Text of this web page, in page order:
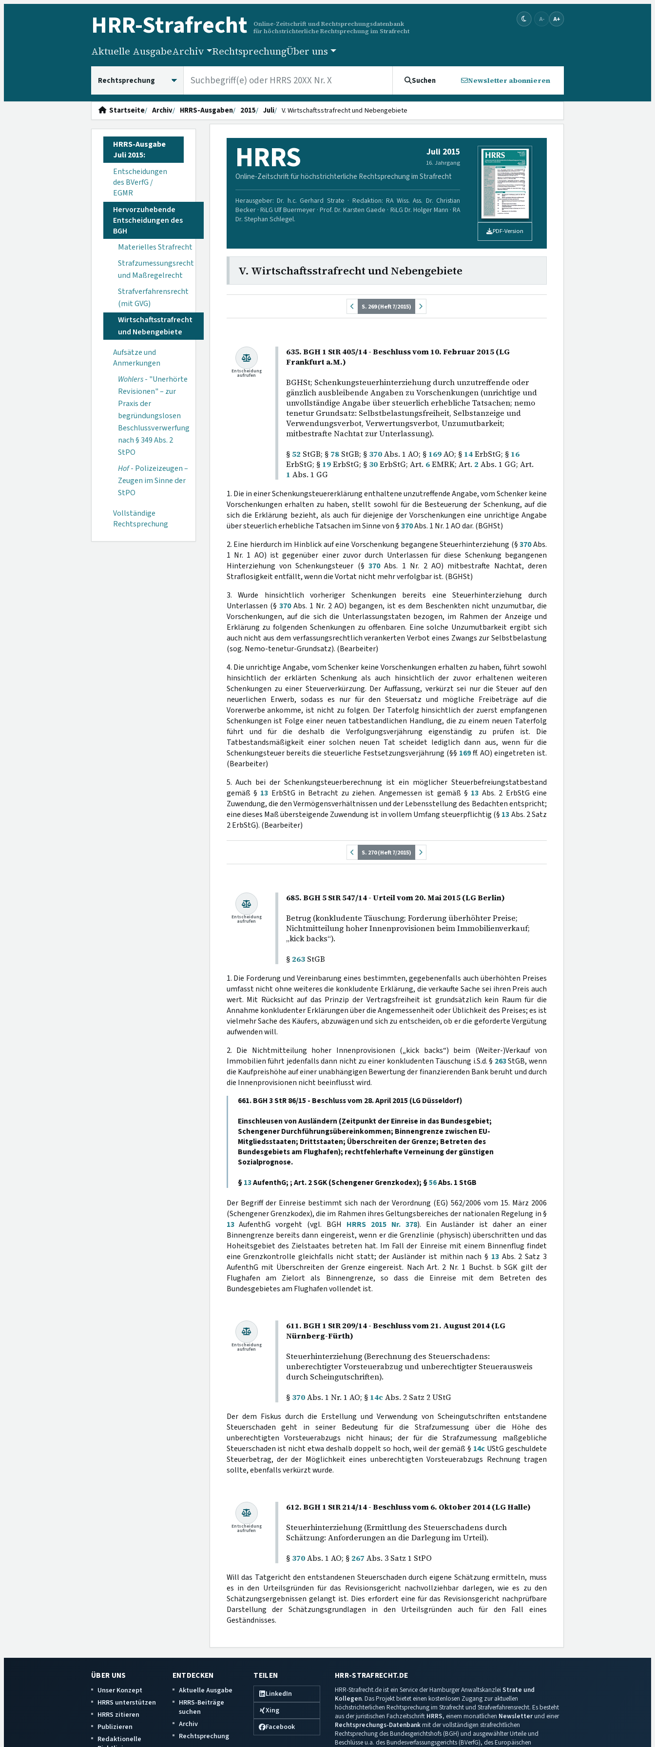
HRR-Strafrecht
Online-Zeitschrift und Rechtsprechungsdatenbank
für höchstrichterliche Rechtsprechung im Strafrecht
A- A+
Aktuelle AusgabeArchiv RechtsprechungÜber uns
Suchen Newsletter abonnieren
Startseite Archiv HRRS-Ausgaben 2015 Juli V. Wirtschaftsstrafrecht und Nebengebiete
HRRS-Ausgabe
Juli 2015:
Entscheidungen
des BVerfG /
EGMR
Hervorzuhebende
Entscheidungen des
BGH
Materielles Strafrecht
Strafzumessungsrecht
und Maßregelrecht
Strafverfahrensrecht
(mit GVG)
Wirtschaftsstrafrecht
und Nebengebiete
Aufsätze und
Anmerkungen
Wohlers- "Unerhörte
Revisionen" – zur
Praxis der
begründungslosen
Beschlussverwerfung
nach § 349 Abs. 2
StPO
Hof- Polizeizeugen –
Zeugen im Sinne der
StPO
Vollständige
Rechtsprechung
HRRS Juli 2015
16. Jahrgang
Online-Zeitschrift für höchstrichterliche Rechtsprechung im Strafrecht
Herausgeber: Dr. h.c. Gerhard Strate · Redaktion: RA Wiss. Ass. Dr. Christian
Becker · RiLG Ulf Buermeyer · Prof. Dr. Karsten Gaede · RiLG Dr. Holger Mann · RA
Dr. Stephan Schlegel.
PDF-Version
V. Wirtschaftsstrafrecht und Nebengebiete
S. 269 (Heft 7/2015)
635. BGH 1 StR 405/14 - Beschluss vom 10. Februar 2015 (LG
Frankfurt a.M.)
BGHSt; Schenkungsteuerhinterziehung durch unzutreffende oder
gänzlich ausbleibende Angaben zu Vorschenkungen (unrichtige und
unvollständige Angabe über steuerlich erhebliche Tatsachen; nemo
tenetur Grundsatz: Selbstbelastungsfreiheit, Selbstanzeige und
Verwendungsverbot, Verwertungsverbot, Unzumutbarkeit;
mitbestrafte Nachtat zur Unterlassung).
§ 52 StGB; § 78StGB; § 370Abs. 1 AO; § 169AO; § 14ErbStG; § 16
ErbStG; § 19ErbStG; § 30ErbStG; Art. 6EMRK; Art. 2 Abs. 1 GG; Art.
1 Abs. 1 GG
Entscheidung
aufrufen
1. Die in einer Schenkungsteuererklärung enthaltene unzutreffende Angabe, vom Schenker keine
Vorschenkungen erhalten zu haben, stellt sowohl für die Besteuerung der Schenkung, auf die
sich die Erklärung bezieht, als auch für diejenige der Vorschenkungen eine unrichtige Angabe
über steuerlich erhebliche Tatsachen im Sinne von §370Abs. 1 Nr. 1 AO dar. (BGHSt)
2. Eine hierdurch im Hinblick auf eine Vorschenkung begangene Steuerhinterziehung (§370Abs.
1 Nr. 1 AO) ist gegenüber einer zuvor durch Unterlassen für diese Schenkung begangenen
Hinterziehung von Schenkungsteuer (§ 370Abs. 1 Nr. 2 AO) mitbestrafte Nachtat, deren
Straflosigkeit entfällt, wenn die Vortat nicht mehr verfolgbar ist. (BGHSt)
3. Wurde hinsichtlich vorheriger Schenkungen bereits eine Steuerhinterziehung durch
Unterlassen (§ 370Abs. 1 Nr. 2 AO) begangen, ist es dem Beschenkten nicht unzumutbar, die
Vorschenkungen, auf die sich die Unterlassungstaten bezogen, im Rahmen der Anzeige und
Erklärung zu folgenden Schenkungen zu offenbaren. Eine solche Unzumutbarkeit ergibt sich
auch nicht aus dem verfassungsrechtlich verankerten Verbot eines Zwangs zur Selbstbelastung
(sog. Nemo-tenetur-Grundsatz). (Bearbeiter)
4. Die unrichtige Angabe, vom Schenker keine Vorschenkungen erhalten zu haben, führt sowohl
hinsichtlich der erklärten Schenkung als auch hinsichtlich der zuvor erhaltenen weiteren
Schenkungen zu einer Steuerverkürzung. Der Auffassung, verkürzt sei nur die Steuer auf den
neuerlichen Erwerb, sodass es nur für den Steuersatz und mögliche Freibeträge auf die
Vorerwerbe ankomme, ist nicht zu folgen. Der Taterfolg hinsichtlich der zuerst empfangenen
Schenkungen ist Folge einer neuen tatbestandlichen Handlung, die zu einem neuen Taterfolg
führt und für die deshalb die Verfolgungsverjährung eigenständig zu prüfen ist. Die
Tatbestandsmäßigkeit einer solchen neuen Tat scheidet lediglich dann aus, wenn für die
Schenkungsteuer bereits die steuerliche Festsetzungsverjährung (§§ 169ff. AO) eingetreten ist.
(Bearbeiter)
5. Auch bei der Schenkungsteuerberechnung ist ein möglicher Steuerbefreiungstatbestand
gemäß § 13 ErbStG in Betracht zu ziehen. Angemessen ist gemäß § 13 Abs. 2 ErbStG eine
Zuwendung, die den Vermögensverhältnissen und der Lebensstellung des Bedachten entspricht;
eine dieses Maß übersteigende Zuwendung ist in vollem Umfang steuerpflichtig (§ 13Abs. 2 Satz
2 ErbStG). (Bearbeiter)
S. 270 (Heft 7/2015)
685. BGH 5 StR 547/14 - Urteil vom 20. Mai 2015 (LG Berlin)
Betrug (konkludente Täuschung; Forderung überhöhter Preise;
Nichtmitteilung hoher Innenprovisionen beim Immobilienverkauf;
„kick backs“).
§ 263StGB
Entscheidung
aufrufen
1. Die Forderung und Vereinbarung eines bestimmten, gegebenenfalls auch überhöhten Preises
umfasst nicht ohne weiteres die konkludente Erklärung, die verkaufte Sache sei ihren Preis auch
wert. Mit Rücksicht auf das Prinzip der Vertragsfreiheit ist grundsätzlich kein Raum für die
Annahme konkludenter Erklärungen über die Angemessenheit oder Üblichkeit des Preises; es ist
vielmehr Sache des Käufers, abzuwägen und sich zu entscheiden, ob er die geforderte Vergütung
aufwenden will.
2. Die Nichtmitteilung hoher Innenprovisionen („kick backs“) beim (Weiter-)Verkauf von
Immobilien führt jedenfalls dann nicht zu einer konkludenten Täuschung i.S.d. § 263StGB, wenn
die Kaufpreishöhe auf einer unabhängigen Bewertung der finanzierenden Bank beruht und durch
die Innenprovisionen nicht beeinflusst wird.
661. BGH 3 StR 86/15 - Beschluss vom 28. April 2015 (LG Düsseldorf)
Einschleusen von Ausländern (Zeitpunkt der Einreise in das Bundesgebiet;
Schengener Durchführungsübereinkommen; Binnengrenze zwischen EU-
Mitgliedsstaaten; Drittstaaten; Überschreiten der Grenze; Betreten des
Bundesgebiets am Flughafen); rechtfehlerhafte Verneinung der günstigen
Sozialprognose.
§13AufenthG; ; Art. 2 SGK (Schengener Grenzkodex); §56Abs. 1 StGB
Der Begriff der Einreise bestimmt sich nach der Verordnung (EG) 562/2006 vom 15. März 2006
(Schengener Grenzkodex), die im Rahmen ihres Geltungsbereiches der nationalen Regelung in §
13AufenthG vorgeht (vgl. BGH HRRS 2015 Nr. 378). Ein Ausländer ist daher an einer
Binnengrenze bereits dann eingereist, wenn er die Grenzlinie (physisch) überschritten und das
Hoheitsgebiet des Zielstaates betreten hat. Im Fall der Einreise mit einem Binnenflug findet
eine Grenzkontrolle gleichfalls nicht statt; der Ausländer ist mithin nach § 13Abs. 2 Satz 3
AufenthG mit Überschreiten der Grenze eingereist. Nach Art. 2 Nr. 1 Buchst. b SGK gilt der
Flughafen am Zielort als Binnengrenze, so dass die Einreise mit dem Betreten des
Bundesgebietes am Flughafen vollendet ist.
611. BGH 1 StR 209/14 - Beschluss vom 21. August 2014 (LG
Nürnberg-Fürth)
Steuerhinterziehung (Berechnung des Steuerschadens:
unberechtigter Vorsteuerabzug und unberechtigter Steuerausweis
durch Scheingutschriften).
§ 370Abs. 1 Nr. 1 AO; § 14cAbs. 2 Satz 2 UStG
Entscheidung
aufrufen
Der dem Fiskus durch die Erstellung und Verwendung von Scheingutschriften entstandene
Steuerschaden geht in seiner Bedeutung für die Strafzumessung über die Höhe des
unberechtigten Vorsteuerabzugs nicht hinaus; der für die Strafzumessung maßgebliche
Steuerschaden ist nicht etwa deshalb doppelt so hoch, weil der gemäß § 14c UStG geschuldete
Steuerbetrag, der der Möglichkeit eines unberechtigten Vorsteuerabzugs Rechnung tragen
sollte, ebenfalls verkürzt wurde.
612. BGH 1 StR 214/14 - Beschluss vom 6. Oktober 2014 (LG Halle)
Steuerhinterziehung (Ermittlung des Steuerschadens durch
Schätzung: Anforderungen an die Darlegung im Urteil).
§ 370Abs. 1 AO; § 267 Abs. 3 Satz 1 StPO
Entscheidung
aufrufen
Will das Tatgericht den entstandenen Steuerschaden durch eigene Schätzung ermitteln, muss
es in den Urteilsgründen für das Revisionsgericht nachvollziehbar darlegen, wie es zu den
Schätzungsergebnissen gelangt ist. Dies erfordert eine für das Revisionsgericht nachprüfbare
Darstellung der Schätzungsgrundlagen in den Urteilsgründen auch für den Fall eines
Geständnisses.
ÜBER UNS
Unser Konzept
HRRS unterstützen
HRRS zitieren
Publizieren
Redaktionelle
ENTDECKEN
Aktuelle Ausgabe
HRRS-Beiträge
suchen
Archiv
Rechtsprechung
TEILEN
LinkedIn
Xing
Facebook
HRR-STRAFRECHT.DE
HRR-Strafrecht.de ist ein Service der Hamburger Anwaltskanzlei Strate und
Kollegen. Das Projekt bietet einen kostenlosen Zugang zur aktuellen
höchstrichterlichen Rechtsprechung im Strafrecht und Strafverfahrensrecht. Es besteht
aus der juristischen Fachzeitschrift HRRS, einem monatlichen Newsletterund einer
Rechtsprechungs-Datenbankmit der vollständigen strafrechtlichen
Rechtsprechung des Bundesgerichtshofs (BGH) und ausgewählter Urteile und
Beschlüsse u.a. des Bundesverfassungsgerichts (BVerfG), des Europäischen